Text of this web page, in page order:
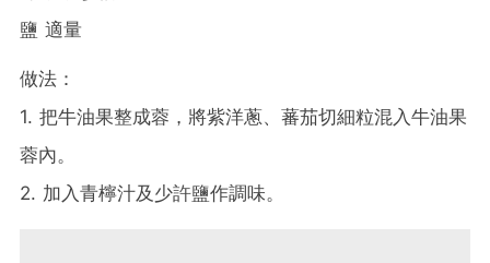
鹽 適量
做法：
1. 把牛油果整成蓉，將紫洋蔥、蕃茄切細粒混入牛油果
蓉內。
2. 加入青檸汁及少許鹽作調味。